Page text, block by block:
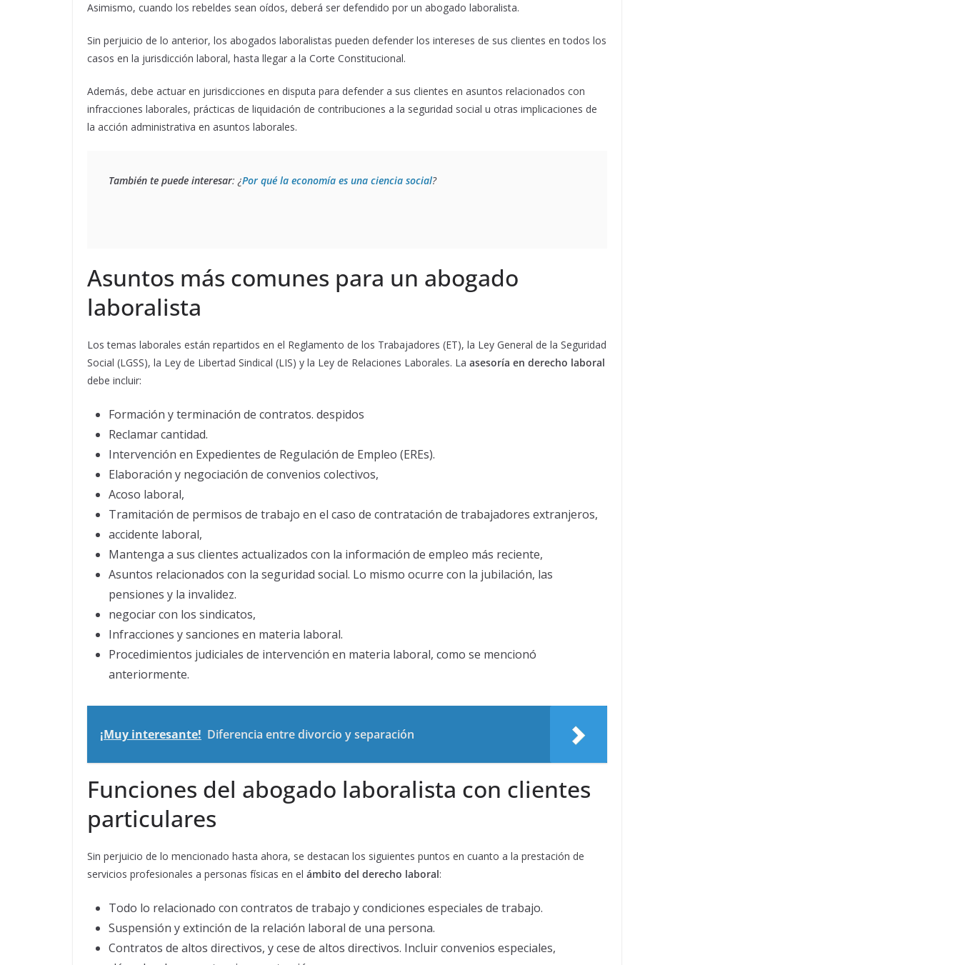
Asimismo, cuando los rebeldes sean oídos, deberá ser defendido por un abogado laboralista.
Sin perjuicio de lo anterior, los abogados laboralistas pueden defender los intereses de sus clientes en todos los
casos en la jurisdicción laboral, hasta llegar a la Corte Constitucional.
Además, debe actuar en jurisdicciones en disputa para defender a sus clientes en asuntos relacionados con
infracciones laborales, prácticas de liquidación de contribuciones a la seguridad social u otras implicaciones de
la acción administrativa en asuntos laborales.
También te puede interesar: ¿Por qué la economía es una ciencia social?
Asuntos más comunes para un abogado
laboralista
Los temas laborales están repartidos en el Reglamento de los Trabajadores (ET), la Ley General de la Seguridad
Social (LGSS), la Ley de Libertad Sindical (LIS) y la Ley de Relaciones Laborales. La asesoría en derecho laboral
debe incluir:
Formación y terminación de contratos. despidos
Reclamar cantidad.
Intervención en Expedientes de Regulación de Empleo (EREs).
Elaboración y negociación de convenios colectivos,
Acoso laboral,
Tramitación de permisos de trabajo en el caso de contratación de trabajadores extranjeros,
accidente laboral,
Mantenga a sus clientes actualizados con la información de empleo más reciente,
Asuntos relacionados con la seguridad social. Lo mismo ocurre con la jubilación, las
pensiones y la invalidez.
negociar con los sindicatos,
Infracciones y sanciones en materia laboral.
Procedimientos judiciales de intervención en materia laboral, como se mencionó
anteriormente.
¡Muy interesante! Diferencia entre divorcio y separación
Funciones del abogado laboralista con clientes
particulares
Sin perjuicio de lo mencionado hasta ahora, se destacan los siguientes puntos en cuanto a la prestación de
servicios profesionales a personas físicas en el ámbito del derecho laboral:
Todo lo relacionado con contratos de trabajo y condiciones especiales de trabajo.
Suspensión y extinción de la relación laboral de una persona.
Contratos de altos directivos, y cese de altos directivos. Incluir convenios especiales,